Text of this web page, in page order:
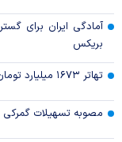
آمادگی ایران برای
بریکس
تهاتر ۱۶۷۳ میلیارد تومان از اموال شرکت‌های تراستی
مصوبه تسهیلات گمرکی